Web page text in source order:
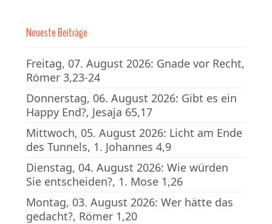
Neueste Beiträge
Freitag, 07. August 2026: Gnade vor Recht,
Römer 3,23-24
Donnerstag, 06. August 2026: Gibt es ein
Happy End?, Jesaja 65,17
Mittwoch, 05. August 2026: Licht am Ende
des Tunnels, 1. Johannes 4,9
Dienstag, 04. August 2026: Wie würden
Sie entscheiden?, 1. Mose 1,26
Montag, 03. August 2026: Wer hätte das
gedacht?, Römer 1,20